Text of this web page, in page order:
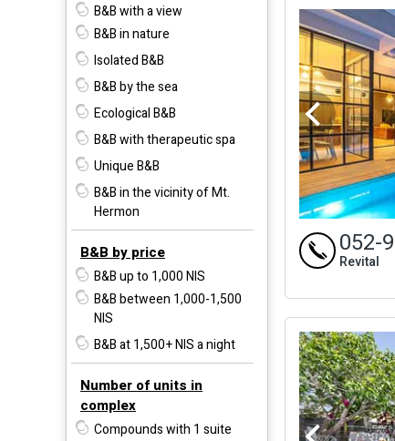
B&B with a view
B&B in nature
Isolated B&B
B&B by the sea
Ecological B&B
B&B with therapeutic spa
Unique B&B
B&B in the vicinity of Mt.
Hermon
B&B by price
B&B up to 1,000 NIS
B&B between 1,000-1,500
NIS
B&B at 1,500+ NIS a night
Number of units in
complex
Compounds with 1 suite
052-
Revital